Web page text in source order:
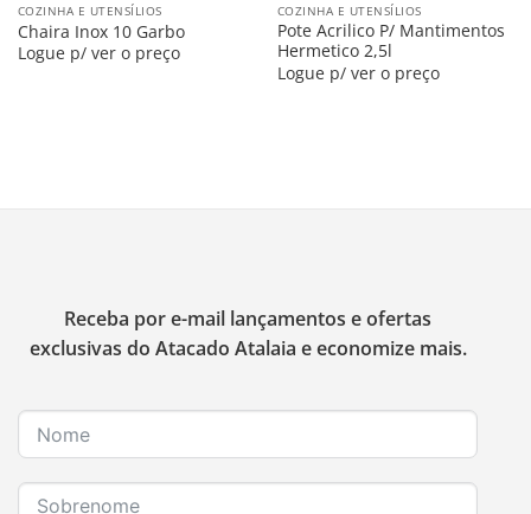
COZINHA E UTENSÍLIOS
Chaira Inox 10 Garbo
Logue p/ ver o preço
COZINHA E UTENSÍLIOS
Pote Acrilico P/ Mantimentos
Hermetico 2,5l
Logue p/ ver o preço
Receba por e-mail lançamentos e ofertas
exclusivas do Atacado Atalaia e economize mais.